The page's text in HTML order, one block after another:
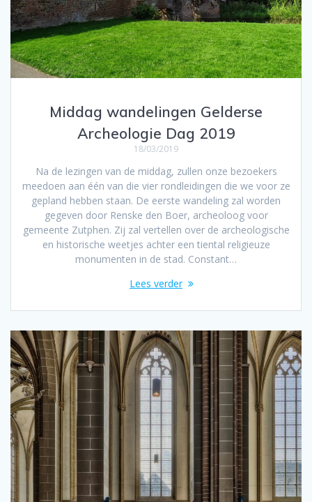
Middag wandelingen Gelderse
Archeologie Dag 2019
18/03/2019
Na de lezingen van de middag, zullen onze bezoekers
meedoen aan één van die vier rondleidingen die we voor ze
gepland hebben staan. De eerste wandeling zal worden
gegeven door Renske den Boer, archeoloog voor
gemeente Zutphen. Zij zal vertellen over de archeologische
en historische weetjes achter een tiental religieuze
monumenten in de stad. Constant…
Lees verder